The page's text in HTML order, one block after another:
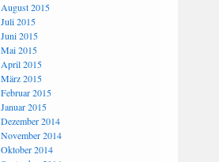
August 2015
Juli 2015
Juni 2015
Mai 2015
April 2015
März 2015
Februar 2015
Januar 2015
Dezember 2014
November 2014
Oktober 2014